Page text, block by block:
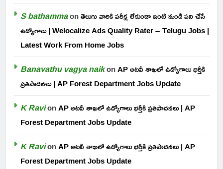
S bathammaonతెలుగు వారికి పరీక్ష లేకుండా ఇంటి నుండి పని చేసే
ఉద్యోగాలు | Welocalize Ads Quality Rater – Telugu Jobs |
Latest Work From Home Jobs
Banavathu vagya naikonAP అటవీ శాఖలో ఉద్యోగాలు భర్తీకి
ప్రతిపాదనలు | AP Forest Department Jobs Update
K RavionAP అటవీ శాఖలో ఉద్యోగాలు భర్తీకి ప్రతిపాదనలు | AP
Forest Department Jobs Update
K RavionAP అటవీ శాఖలో ఉద్యోగాలు భర్తీకి ప్రతిపాదనలు | AP
Forest Department Jobs Update